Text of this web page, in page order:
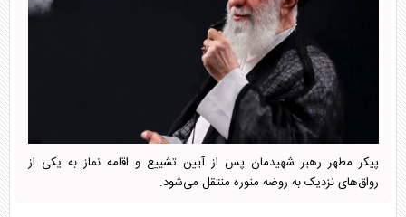
پیکر مطهر رهبر شهیدمان پس از آیین تشییع و اقامه نماز به یکی از
رواق‌های نزدیک به روضه منوره منتقل می‌شود.